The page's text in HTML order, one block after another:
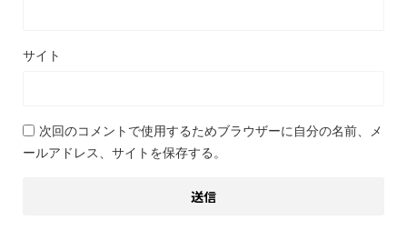
サイト
次回のコメントで使用するためブラウザーに自分の名前、メ
ールアドレス、サイトを保存する。